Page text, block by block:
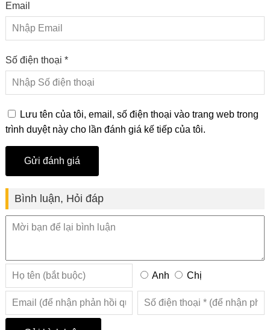
Email
Số điện thoại *
Lưu tên của tôi, email, số điện thoại vào trang web trong
trình duyệt này cho lần đánh giá kế tiếp của tôi.
Bình luận, Hỏi đáp
Anh Chị